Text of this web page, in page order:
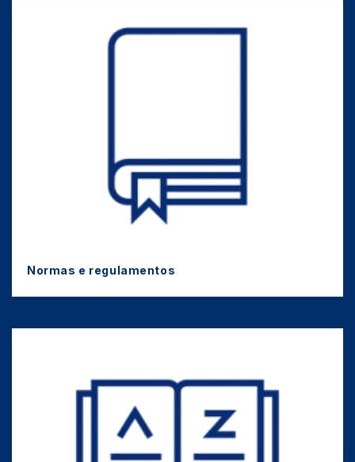
Normas e regulamentos